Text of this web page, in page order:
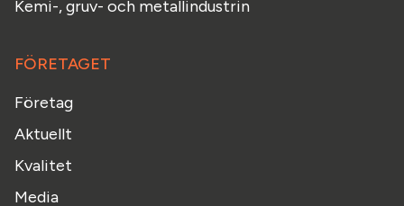
Kemi-, gruv- och metallindustrin
FÖRETAGET
Företag
Aktuellt
Kvalitet
Media